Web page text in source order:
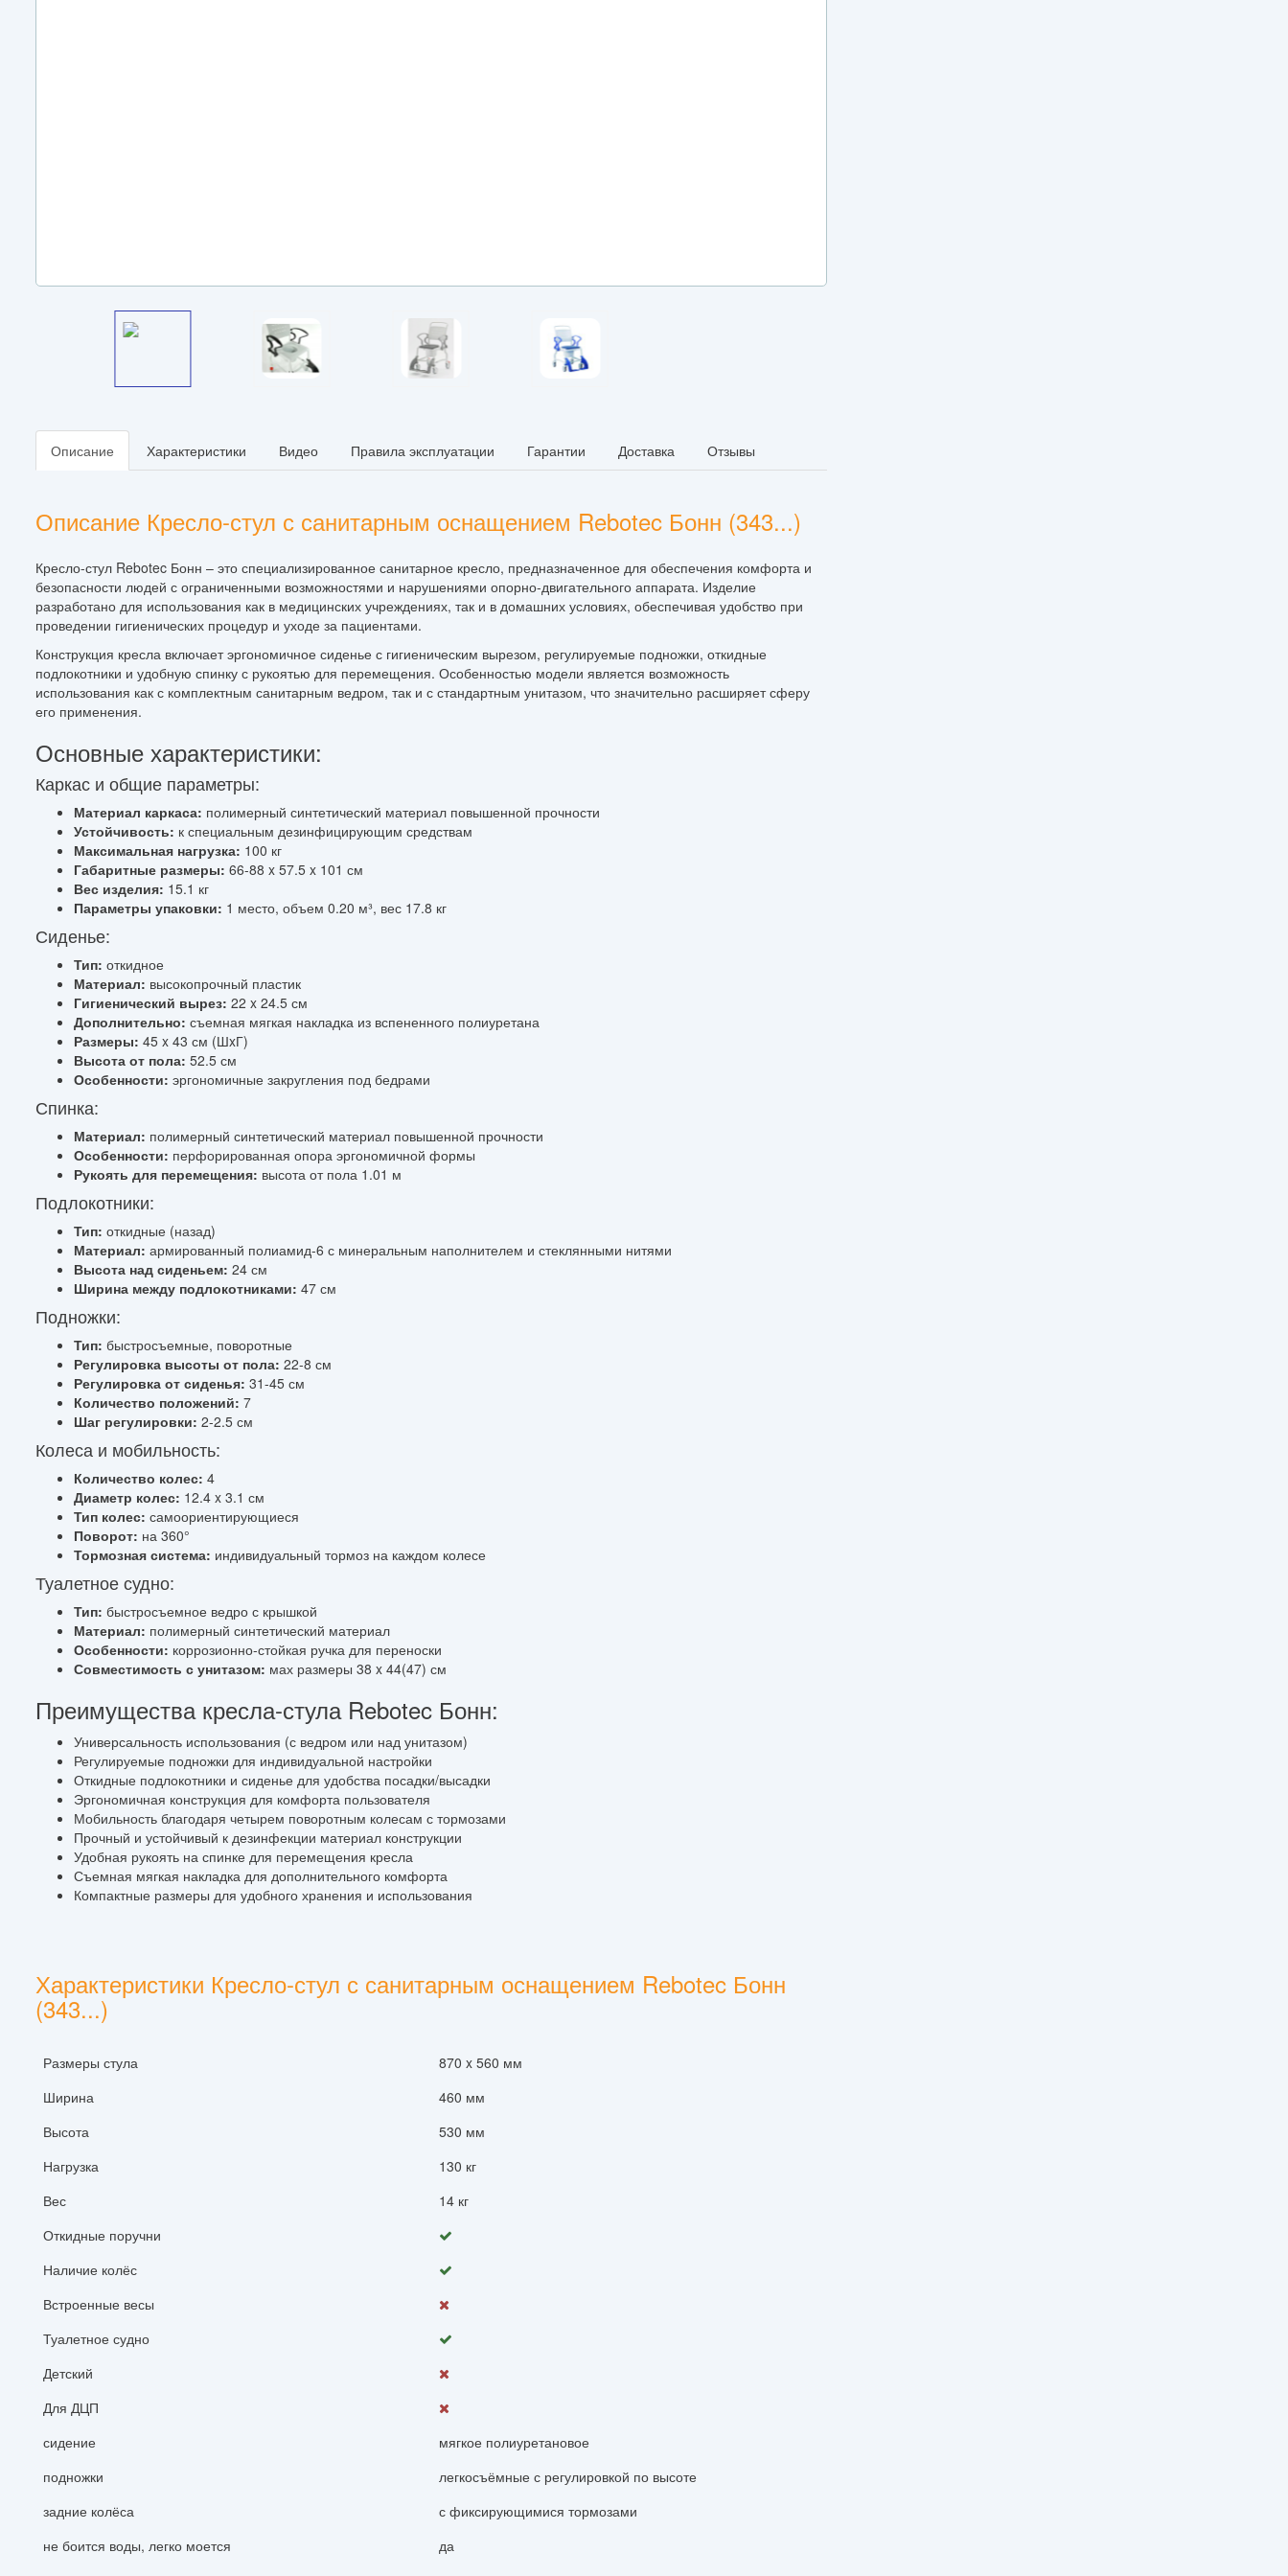
Описание Характеристики Видео Правила эксплуатации Гарантии Доставка Отзывы
Описание Кресло-стул с санитарным оснащением Rebotec Бонн (343...)
Кресло-стул Rebotec Бонн – это специализированное санитарное кресло, предназначенное для обеспечения комфорта и
безопасности людей с ограниченными возможностями и нарушениями опорно-двигательного аппарата. Изделие
разработано для использования как в медицинских учреждениях, так и в домашних условиях, обеспечивая удобство при
проведении гигиенических процедур и уходе за пациентами.
Конструкция кресла включает эргономичное сиденье с гигиеническим вырезом, регулируемые подножки, откидные
подлокотники и удобную спинку с рукоятью для перемещения. Особенностью модели является возможность
использования как с комплектным санитарным ведром, так и с стандартным унитазом, что значительно расширяет сферу
его применения.
Основные характеристики:
Каркас и общие параметры:
Материал каркаса: полимерный синтетический материал повышенной прочности
Устойчивость: к специальным дезинфицирующим средствам
Максимальная нагрузка: 100 кг
Габаритные размеры: 66-88 x 57.5 x 101 см
Вес изделия: 15.1 кг
Параметры упаковки: 1 место, объем 0.20 м³, вес 17.8 кг
Сиденье:
Тип: откидное
Материал: высокопрочный пластик
Гигиенический вырез: 22 x 24.5 см
Дополнительно: съемная мягкая накладка из вспененного полиуретана
Размеры: 45 x 43 см (ШxГ)
Высота от пола: 52.5 см
Особенности: эргономичные закругления под бедрами
Спинка:
Материал: полимерный синтетический материал повышенной прочности
Особенности: перфорированная опора эргономичной формы
Рукоять для перемещения: высота от пола 1.01 м
Подлокотники:
Тип: откидные (назад)
Материал: армированный полиамид-6 с минеральным наполнителем и стеклянными нитями
Высота над сиденьем: 24 см
Ширина между подлокотниками: 47 см
Подножки:
Тип: быстросъемные, поворотные
Регулировка высоты от пола: 22-8 см
Регулировка от сиденья: 31-45 см
Количество положений: 7
Шаг регулировки: 2-2.5 см
Колеса и мобильность:
Количество колес: 4
Диаметр колес: 12.4 x 3.1 см
Тип колес: самоориентирующиеся
Поворот: на 360°
Тормозная система: индивидуальный тормоз на каждом колесе
Туалетное судно:
Тип: быстросъемное ведро с крышкой
Материал: полимерный синтетический материал
Особенности: коррозионно-стойкая ручка для переноски
Совместимость с унитазом: мах размеры 38 x 44(47) см
Преимущества кресла-стула Rebotec Бонн:
Универсальность использования (с ведром или над унитазом)
Регулируемые подножки для индивидуальной настройки
Откидные подлокотники и сиденье для удобства посадки/высадки
Эргономичная конструкция для комфорта пользователя
Мобильность благодаря четырем поворотным колесам с тормозами
Прочный и устойчивый к дезинфекции материал конструкции
Удобная рукоять на спинке для перемещения кресла
Съемная мягкая накладка для дополнительного комфорта
Компактные размеры для удобного хранения и использования
Характеристики Кресло-стул с санитарным оснащением Rebotec Бонн
(343...)
Размеры стула
870 x 560 мм
Ширина
460 мм
Высота
530 мм
Нагрузка
130 кг
Вес
14 кг
Откидные поручни
Наличие колёс
Встроенные весы
Туалетное судно
Детский
Для ДЦП
сидение
мягкое полиуретановое
подножки
легкосъёмные с регулировкой по высоте
задние колёса
с фиксирующимися тормозами
не боится воды, легко моется
да